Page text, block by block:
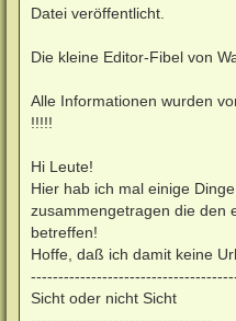
r
Datei veröffentlicht.
Die kleine Editor-Fibel von
Alle Informationen wurden
!!!!!
Hi Leute!
Hier hab ich mal einige
zusammengetragen die den
betreffen!
Hoffe, daß ich damit keine
Sicht oder nicht Sicht